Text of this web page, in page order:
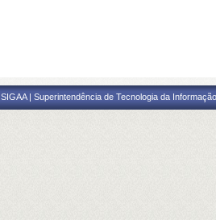
SIGAA | Superintendência de Tecnologia da